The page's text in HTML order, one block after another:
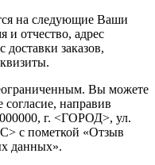
на следующие Ваши
и отчество, адрес
заказов,
Вы можете
направив
г. <ГОРОД>, ул.
с пометкой «Отзыв
данных».